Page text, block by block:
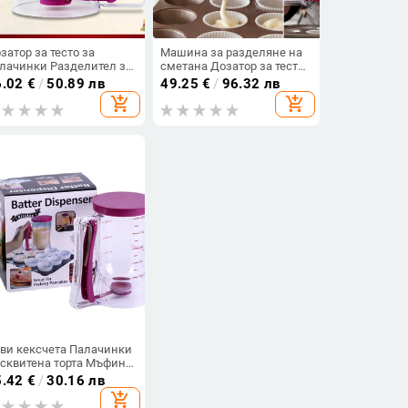
за тесто за
Разделител за
Сператор за сметана
контрол на
за кексчета/
смес за мъфини/
€ /50.89 лв
add_shopping_cart
Машина за разделяне на
сметана Дозатор за тесто
Машина за мъфини
Машина за тесто за вафли
Мерителна чаша Ръчни
консумативи за печене на
49.25 € / 96.32 лв
add_shopping_cart
кексчета Палачинки
торта Мъфини
Вафли Дозатор за
Крем Сператор
чаша
€ /30.16 лв
add_shopping_cart